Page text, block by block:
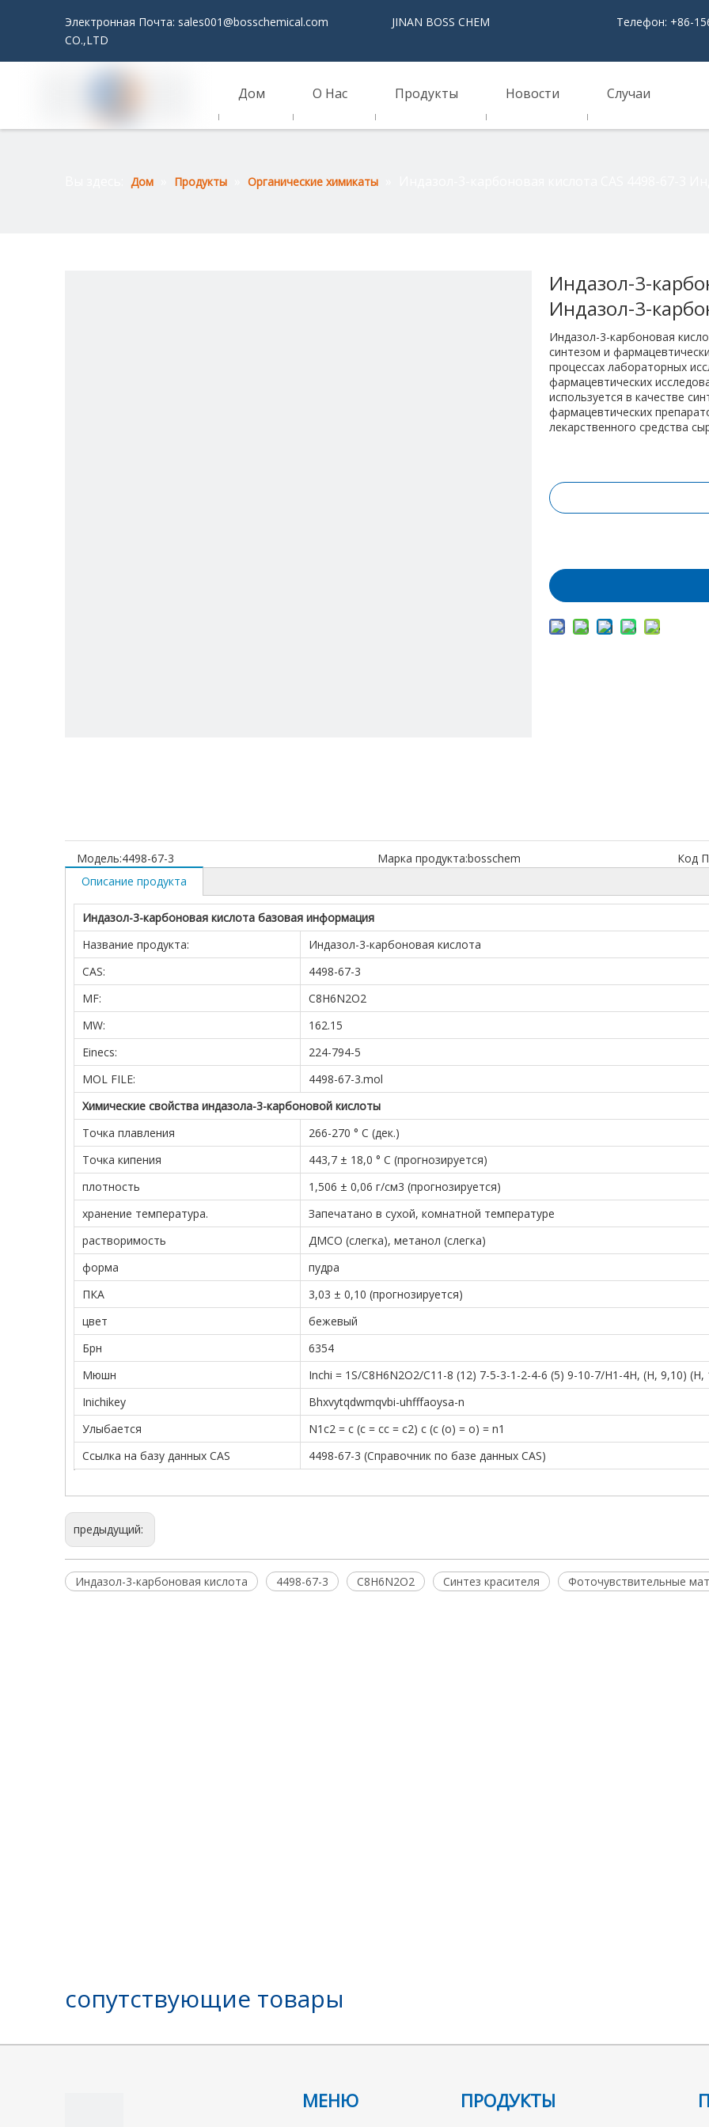
Электронная Почта: sales001@bosschemical.com JINAN BOSS CHEM
CO.,LTD
Телефон: +86-
Дом О Нас Продукты Новости Случаи
Дом Продукты Органические химикаты
Индазол-3-
Индазол-3-
Индазол-3-карбоновая
синтезом и
процессах лабораторных
фармацевтических
используется в качестве
фармацевтических
лекарственного средства
Модель:4498-67-3 Марка продукта:bosschem Код
Описание продукта
Индазол-3-карбоновая кислота базовая информация
Название продукта:
Индазол-3-карбоновая кислота
CAS:
4498-67-3
MF:
C8H6N2O2
MW:
162.15
Einecs:
224-794-5
MOL FILE:
4498-67-3.mol
Химические свойства индазола-3-карбоновой кислоты
Точка плавления
266-270 ° C (дек.)
Точка кипения
443,7 ± 18,0 ° C (прогнозируется)
плотность
1,506 ± 0,06 г/см3 (прогнозируется)
хранение температура.
Запечатано в сухой, комнатной температуре
растворимость
ДМСО (слегка), метанол (слегка)
форма
пудра
ПКА
3,03 ± 0,10 (прогнозируется)
цвет
бежевый
Брн
6354
Мюшн
Inchi = 1S/C8H6N2O2/C11-8 (12) 7-5-3-1-2-4-6 (5) 9-10-7/H1-4H, (H, 9,10) (H,
Inichikey
Bhxvytqdwmqvbi-uhfffaoysa-n
Улыбается
N1c2 = c (c = cc = c2) c (c (o) = o) = n1
Ссылка на базу данных CAS
4498-67-3 (Справочник по базе данных CAS)
предыдущий:
Индазол-3-карбоновая кислота 4498-67-3 C8H6N2O2 Синтез красителя Фоточувствительные
сопутствующие товары
МЕНЮ ПРОДУКТЫ